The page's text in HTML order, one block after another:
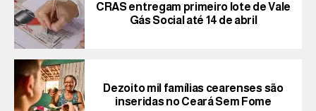
CRAS entregam primeiro lote de Vale
Gás Social até 14 de abril
Dezoito mil famílias cearenses são
inseridas no Ceará Sem Fome